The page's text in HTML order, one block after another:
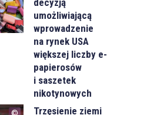
umożliwiającą
wprowadzenie
na rynek USA
większej liczby e-
papierosów
i saszetek
nikotynowych
Trzęsienie ziemi